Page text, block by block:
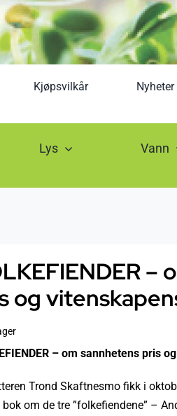
Kjøpsvilkår Nyheter
Lys Vann
–
og
– om sannhetens pris
Trond Skaftnesmo fikk i
om de tre ”folkefiendene” –